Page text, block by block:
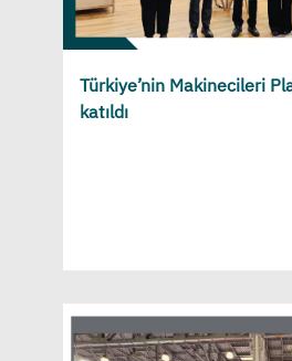
Türkiye’nin Makinecileri
katıldı